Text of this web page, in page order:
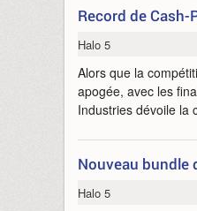
Record de
Halo 5
Alors que la
apogée, avec les
Industries dévoile la
Nouveau bundle
Halo 5